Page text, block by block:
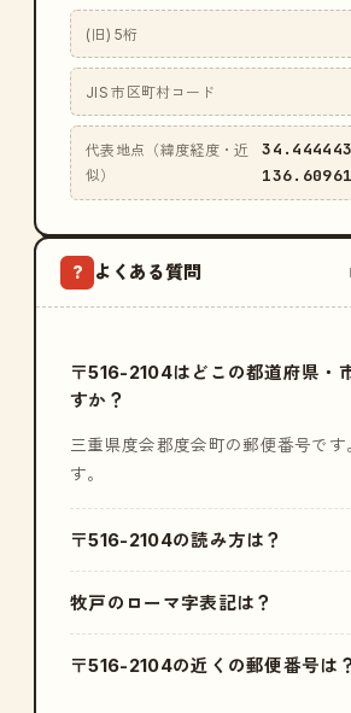
(旧) 5桁
JIS 市区町村コード
代表地点（緯度経度・近
似）
? よくある質問
〒516-2104はどこの都道府県・
すか？
三重県度会郡度会町の郵便番号です
す。
〒516-2104の読み方は？
牧戸のローマ字表記は？
〒516-2104の近くの郵便番号は？